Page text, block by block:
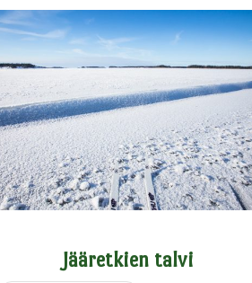
Jääretkien talvi